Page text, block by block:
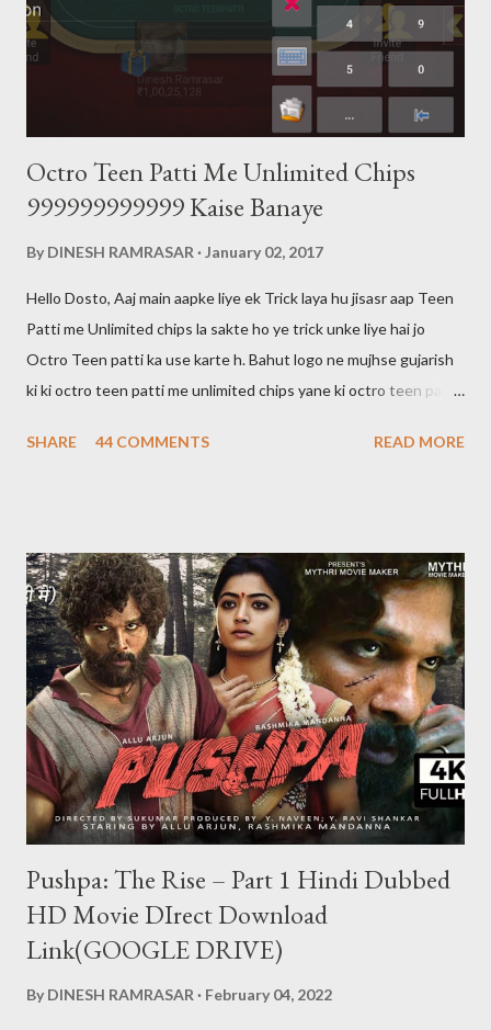
Octro Teen Patti Me Unlimited Chips
999999999999 Kaise Banaye
By DINESH RAMRASAR January 02, 2017
Hello Dosto, Aaj main aapke liye ek Trick laya hu jisasr aap Teen
Patti me Unlimited chips la sakte ho ye trick unke liye hai jo
Octro Teen patti ka use karte h. Bahut logo ne mujhse gujarish
ki ki octro teen patti me unlimited chips yane ki octro teen patti
hack nahi kar sakte aur aaj tak kisi ne bhi nahi kiya hai. 999 wali
chips nikal lete hai aur agar usne teen patti me complaint kar lu
to aapki id block ho jayegi aur aapki id ka balance 0 ho jayega aur
aap kabhi bhi us id se khel nahi payenge Aur ha ek baat teen
patti ko hack to nahi kiya ja sakta lekin teen patti ke jariye hum
kisi bhi table pe thode samaye ke liye aapko jitni chips chahiye
utni la sakte hi lekin wo chips sirf show karengi wo bh...
SHARE 44 COMMENTS READ MORE
Pushpa: The Rise – Part 1 Hindi Dubbed
HD Movie DIrect Download
Link(GOOGLE DRIVE)
By DINESH RAMRASAR February 04, 2022